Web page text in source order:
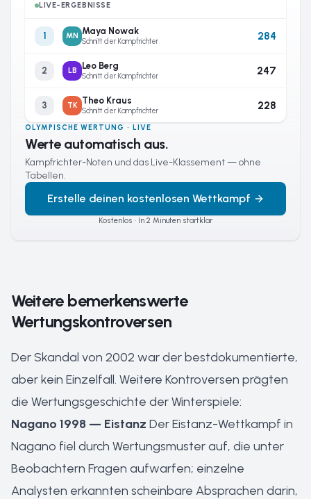
LIVE-ERGEBNISSE
1 MN Maya Nowak
Schnitt der Kampfrichter 284
2 LB Leo Berg
Schnitt der Kampfrichter 247
3 TK Theo Kraus
Schnitt der Kampfrichter 228
OLYMPISCHE WERTUNG · LIVE
Werte automatisch aus.
Kampfrichter-Noten und das Live-Klassement — ohne
Tabellen.
Erstelle deinen kostenlosen Wettkampf
Kostenlos · In 2 Minuten startklar
Weitere bemerkenswerte
Wertungskontroversen
Der Skandal von 2002 war der bestdokumentierte,
aber kein Einzelfall. Weitere Kontroversen prägten
die Wertungsgeschichte der Winterspiele:
Nagano 1998 — Eistanz Der Eistanz-Wettkampf in
Nagano fiel durch Wertungsmuster auf, die unter
Beobachtern Fragen aufwarfen; einzelne
Analysten erkannten scheinbare Absprachen darin,